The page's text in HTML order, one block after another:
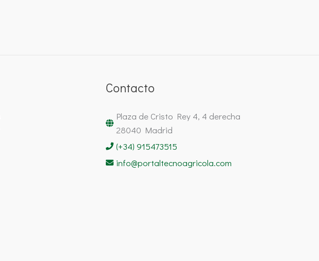
Contacto
Plaza de Cristo Rey 4, 4 derecha
28040 Madrid
(+34) 915473515
info@portaltecnoagricola.com